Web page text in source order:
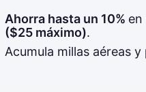
Ahorra hasta un 10% en
($25máximo).
Acumula millas aéreas